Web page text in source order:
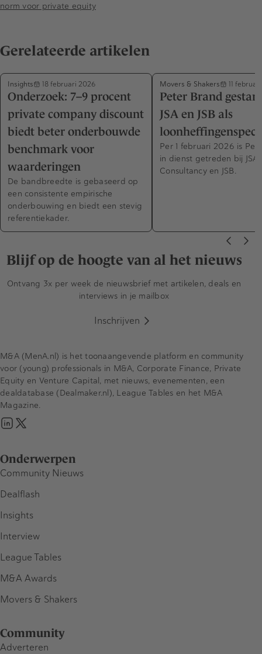
norm voor private equity
Gerelateerde artikelen
Insights 18 februari 2026
Onderzoek: 7–9 procent
private company discount
biedt beter onderbouwde
benchmark voor
waarderingen
De bandbreedte is gebaseerd op
een consistente empirische
onderbouwing en biedt een stevig
referentiekader.
Movers & Shakers 11
Peter Brand
JSA en JSB als
Per 1 februari 2026 is
in dienst getreden bij JSA
Consultancy en JSB.
Blijf op de hoogte van al het nieuws
Ontvang 3x per week de nieuwsbrief met artikelen, deals en
interviews in je mailbox
Inschrijven
Onderwerpen
Community Nieuws
Dealflash
Insights
Interview
League Tables
M&A Awards
Movers & Shakers
Community
Adverteren
M&A (MenA.nl) is het toonaangevende platform en community
voor (young) professionals in M&A, Corporate Finance, Private
Equity en Venture Capital, met nieuws, evenementen, een
dealdatabase (Dealmaker.nl), League Tables en het M&A
Magazine.